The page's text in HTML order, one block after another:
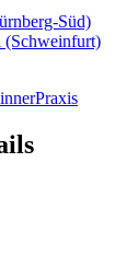
Süd)
(Schweinfurt)
Praxis